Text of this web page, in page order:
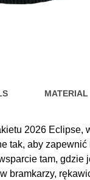
MATERIAL
2026 Eclipse,
tak, aby
tam, gdzie
bramkarzy,